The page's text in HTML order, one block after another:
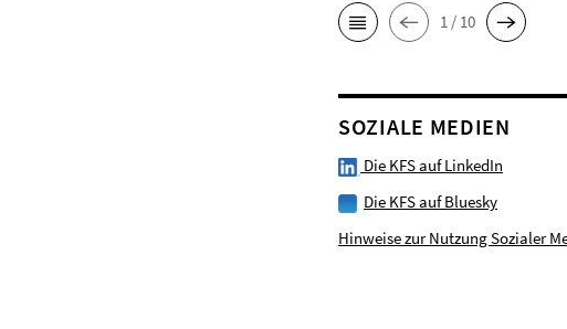
1 / 10
SOZIALE MEDIEN
Die KFS auf LinkedIn
Die KFS auf Bluesky
Hinweise zur Nutzung Sozialer